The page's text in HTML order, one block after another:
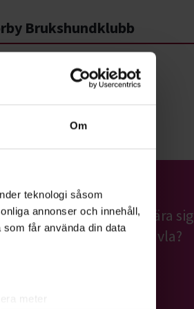
Om
teknologi såsom
annonser och innehåll,
får använda din data
Brukshundklubb
du en hund som vill lära sig
tricks? Gillar du att tävla?